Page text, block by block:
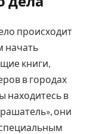
происходит
начать
книги,
в городах
находитесь в
они